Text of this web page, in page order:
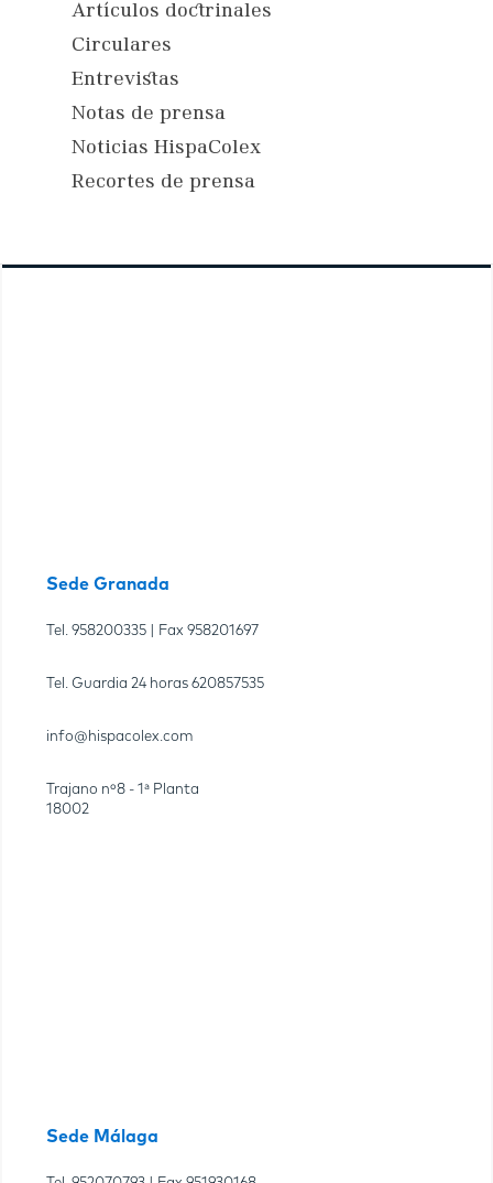
Artículos doctrinales
Circulares
Entrevistas
Notas de prensa
Noticias HispaColex
Recortes de prensa
Sede Granada
Tel. 958200335 | Fax 958201697
Tel. Guardia 24 horas 620857535
info@hispacolex.com
Trajano nº8 - 1ª Planta
18002
Sede Málaga